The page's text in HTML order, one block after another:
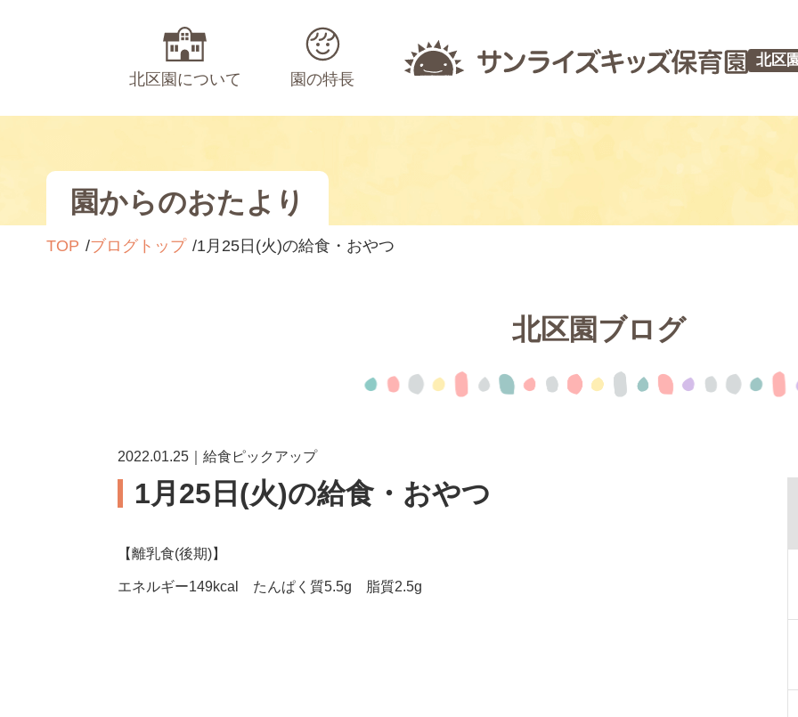
北区園について 園の特長
北区
園からのおたより
TOP ブログトップ 1月25日(火)の給食・おやつ
北区園ブログ
2022.01.25｜給食ピックアップ
1月25日(火)の給食・おやつ
【離乳食(後期)】
エネルギー149kcal たんぱく質5.5g 脂質2.5g